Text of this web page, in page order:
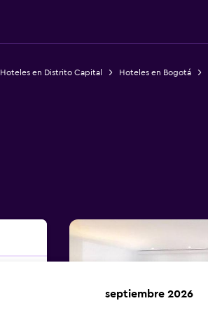
Hoteles en Distrito Capital Hoteles en Bogotá
septiembre 2026